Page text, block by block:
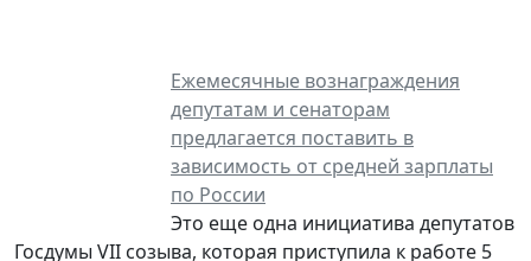
Ежемесячные вознаграждения
депутатам и сенаторам
предлагается поставить в
зависимость от средней зарплаты
по России
Это еще одна инициатива депутатов
Госдумы VII созыва, которая приступила к работе 5